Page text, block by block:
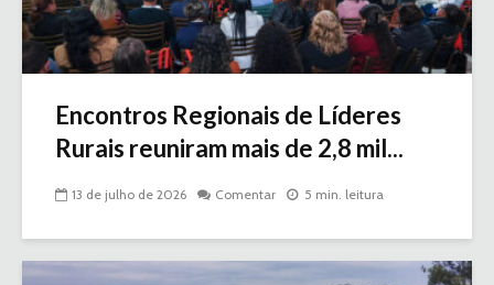
Encontros Regionais de Líderes
Rurais reuniram mais de 2,8 mil...
13 de julho de 2026 Comentar 5 min. leitura